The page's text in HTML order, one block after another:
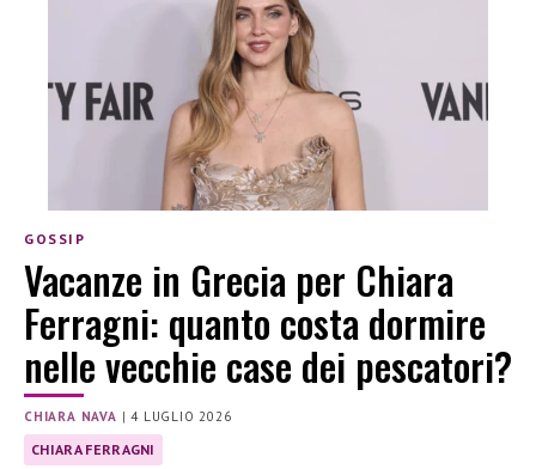
GOSSIP
Vacanze in Grecia per Chiara
Ferragni: quanto costa dormire
nelle vecchie case dei pescatori?
CHIARA NAVA |4 LUGLIO 2026
CHIARA FERRAGNI